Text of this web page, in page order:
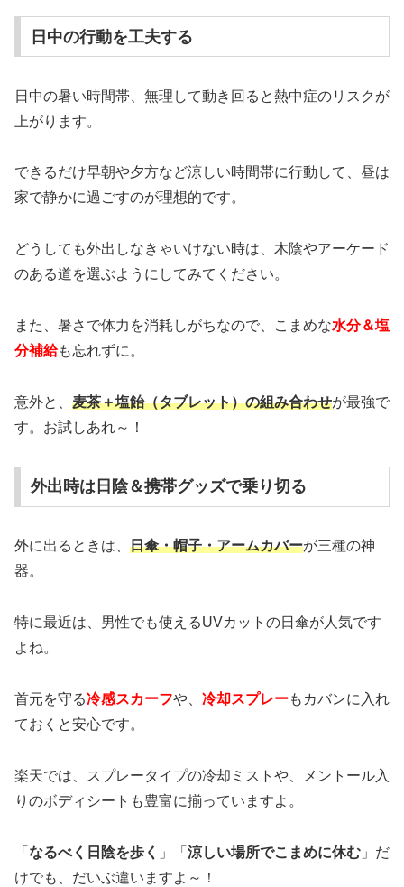
日中の行動を工夫する
日中の暑い時間帯、無理して動き回ると熱中症のリスクが
上がります。
できるだけ早朝や夕方など涼しい時間帯に行動して、昼は
家で静かに過ごすのが理想的です。
どうしても外出しなきゃいけない時は、木陰やアーケード
のある道を選ぶようにしてみてください。
また、暑さで体力を消耗しがちなので、こまめな水分＆塩
分補給も忘れずに。
意外と、 麦茶＋塩飴（タブレット）の組み合わせが最強で
す。お試しあれ～！
外出時は日陰＆携帯グッズで乗り切る
外に出るときは、 日傘・帽子・アームカバーが三種の神
器。
特に最近は、男性でも使えるUVカットの日傘が人気です
よね。
首元を守る冷感スカーフや、 冷却スプレーもカバンに入れ
ておくと安心です。
楽天では、スプレータイプの冷却ミストや、メントール入
りのボディシートも豊富に揃っていますよ。
「 なるべく日陰を歩く 」「 涼しい場所でこまめに休む 」だ
けでも、だいぶ違いますよ～！